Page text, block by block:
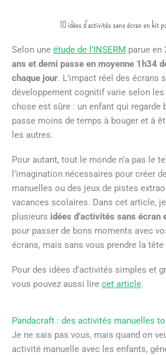
10 idées d’activités sans écran en kit
Selon une étude de l’INSERM parue en
ans et demi passe en moyenne 1h34
chaque jour. L’impact réel des écrans
développement cognitif varie selon
chose est sûre : un enfant qui regarde
passe moins de temps à bouger et à
les autres.
Pour autant, tout le monde n’a pas le
l’imagination nécessaires pour créer
manuelles ou des jeux de pistes
vacances scolaires. Dans cet article,
plusieurs idées d’activités sans écran
pour passer de bons moments avec
écrans, mais sans vous prendre la
Pour des idées d’activités simples et
vous pouvez aussi lire cet article.
Pandacraft : des activités manuelles
Je ne sais pas vous, mais quand on
activité manuelle avec les enfants,